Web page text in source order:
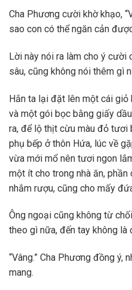
Cha Phương cười khờ khạo,
sao con có thể ngăn cản
Lời này nói ra làm cho ý cười
sâu, cũng không nói thêm gì
Hắn ta lại đặt lên một cái giỏ
và một gói bọc bằng giấy
ra, để lộ thịt cừu màu đỏ tươi
phụ bếp ở thôn Hứa, lúc về
vừa mới mổ nên tươi ngon
một ít cho trong nhà ăn,
nhắm rượu, cũng cho mấy
Ông ngoại cũng không từ
theo gì nữa, đến tay không là
“Vâng.” Cha Phương đồng ý,
mang.